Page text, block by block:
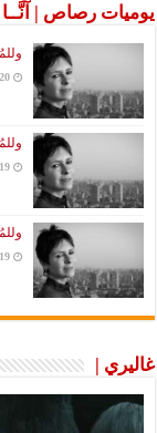
يوميات رصاص |
غاليري |